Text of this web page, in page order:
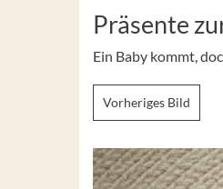
Präsente
Ein Baby kommt,
Vorheriges Bild